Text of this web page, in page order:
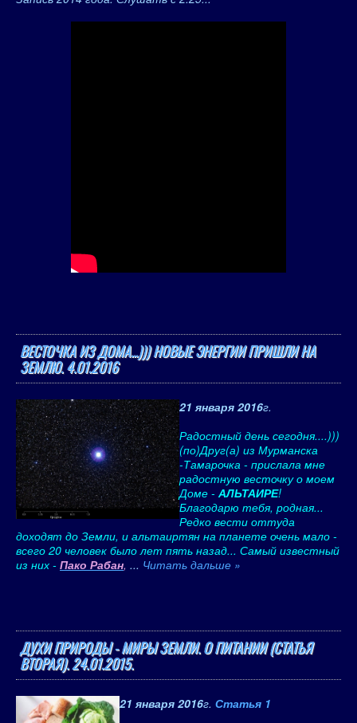
ВЕСТОЧКА ИЗ ДОМА...))) НОВЫЕ ЭНЕРГИИ ПРИШЛИ НА
ЗЕМЛЮ. 4.01.2016
21 января 2016г.
Радостный день сегодня....)))
(по)Друг(а) из Мурманска
-Тамарочка - прислала мне
радостную весточку о моем
Доме - АЛЬТАИРЕ!
Благодарю тебя, родная...
Редко вести оттуда
доходят до Земли, и альтаиртян на планете очень мало -
всего 20 человек было лет пять назад... Самый известный
из них - Пако Рабан, ... Читать дальше »
ДУХИ ПРИРОДЫ - МИРЫ ЗЕМЛИ. О ПИТАНИИ (СТАТЬЯ
ВТОРАЯ). 24.01.2015.
21 января 2016г. Статья 1